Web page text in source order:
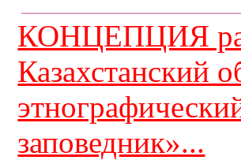
КОНЦЕПЦИЯ
Казахстанский
заповедник»...